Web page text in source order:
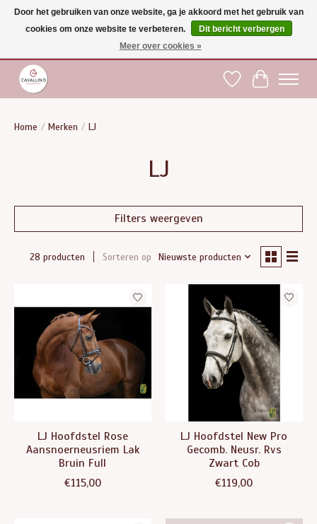
Gratis verzending vanaf €75 binnen BE - vanaf €100 naar EU | Voor 17:00 besteld is
dezelfde dag verzonden | Klantendienst: +32 (0)51 21 27 00 |
Verlanglijst
Home / Merken / LJ
LJ
Filters weergeven
28 producten Sorteren op Nieuwste producten
LJ Hoofdstel Rose
Aansnoerneusriem Lak
Bruin Full
€115,00
LJ Hoofdstel New Pro
Gecomb. Neusr. Rvs
Zwart Cob
€119,00
Door het gebruiken van onze website, ga je akkoord met het gebruik van
cookies om onze website te verbeteren.
Dit bericht verbergen
Meer over cookies »